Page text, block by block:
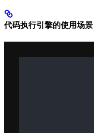
代码执行引擎的使用场景